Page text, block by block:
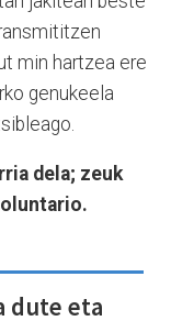
min hartzea ere
genukeela
dela; zeuk
dute eta